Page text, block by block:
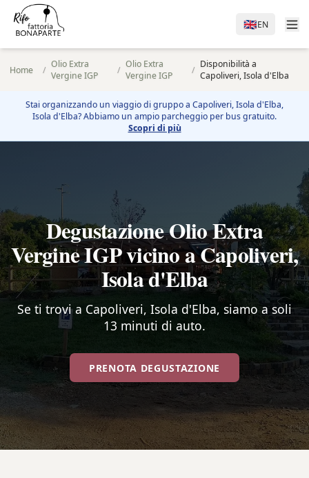
🇬🇧EN
Home / Olio Extra
Vergine IGP
/ Olio Extra
Vergine IGP
/ Disponibilità a
Capoliveri, Isola d'Elba
Stai organizzando un viaggio di gruppo a Capoliveri, Isola d'Elba,
Isola d'Elba? Abbiamo un ampio parcheggio per bus gratuito.
Scopri di più
Degustazione Olio Extra
Vergine IGP vicino a Capoliveri,
Isola d'Elba
Se ti trovi a Capoliveri, Isola d'Elba, siamo a soli
13 minuti di auto.
PRENOTA DEGUSTAZIONE